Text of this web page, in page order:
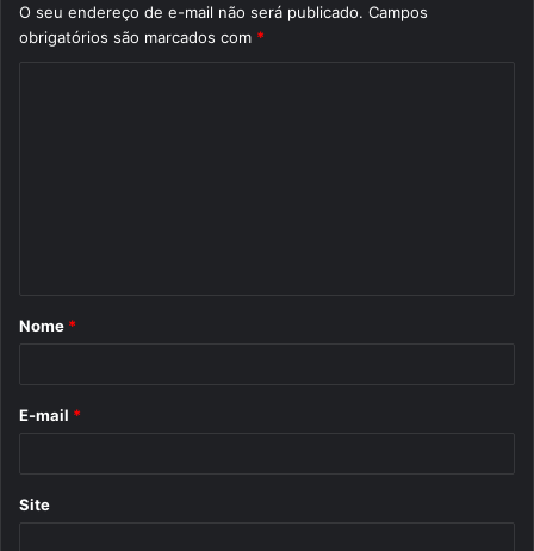
O seu endereço de e-mail não será publicado. Campos
obrigatórios são marcados com *
r
Nome *
E-mail *
Site